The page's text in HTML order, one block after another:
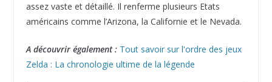
assez vaste et détaillé. Il renferme plusieurs Etats
américains comme l’Arizona, la Californie et le Nevada.
A découvrir également : Tout savoir sur l'ordre des jeux
Zelda : La chronologie ultime de la légende